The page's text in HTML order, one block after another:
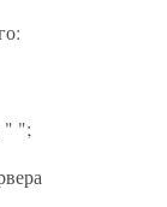
" ";